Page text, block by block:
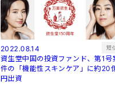
2022.08.14 短
資生堂中国の投資ファンド、第1号
件の「機能性スキンケア」に約20
円出資